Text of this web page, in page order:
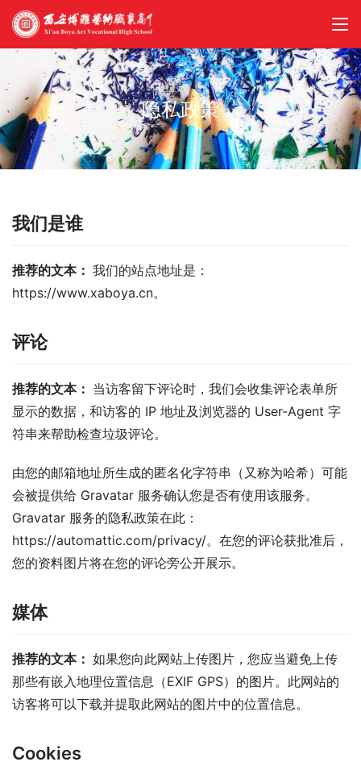
隐私政策
我们是谁
推荐的文本： 我们的站点地址是：
https://www.xaboya.cn。
评论
推荐的文本： 当访客留下评论时，我们会收集评论表单所
显示的数据，和访客的 IP 地址及浏览器的 User-Agent 字
符串来帮助检查垃圾评论。
由您的邮箱地址所生成的匿名化字符串（又称为哈希）可能
会被提供给 Gravatar 服务确认您是否有使用该服务。
Gravatar 服务的隐私政策在此：
https://automattic.com/privacy/。在您的评论获批准后，
您的资料图片将在您的评论旁公开展示。
媒体
推荐的文本： 如果您向此网站上传图片，您应当避免上传
那些有嵌入地理位置信息（EXIF GPS）的图片。此网站的
访客将可以下载并提取此网站的图片中的位置信息。
Cookies